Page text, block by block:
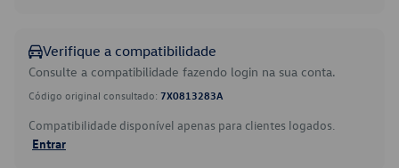
Verifique a compatibilidade
Consulte a compatibilidade fazendo login na sua conta.
Código original consultado: 7X0813283A
Compatibilidade disponível apenas para clientes logados.
Entrar